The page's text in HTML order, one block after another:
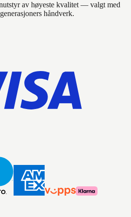
av høyeste kvalitet — valgt med
håndverk.